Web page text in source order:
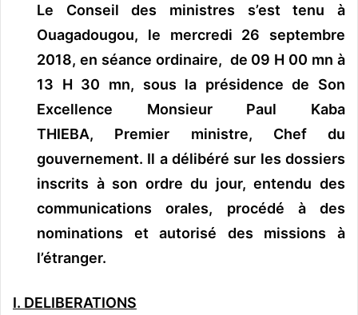
Le Conseil des ministres s’est tenu à
Ouagadougou, le mercredi 26 septembre
2018, en séance ordinaire, de 09 H 00 mn à
13 H 30 mn, sous la présidence de Son
Excellence Monsieur Paul Kaba
THIEBA, Premier ministre, Chef du
gouvernement. Il a délibéré sur les dossiers
inscrits à son ordre du jour,entendu des
communications orales, procédé à des
nominations et autorisé des missions à
l’étranger.
I. DELIBERATIONS